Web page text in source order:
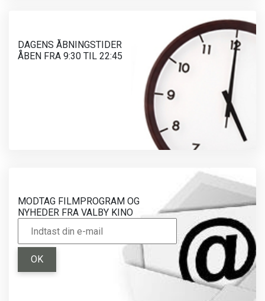
DAGENS ÅBNINGSTIDER
ÅBEN FRA 9:30 TIL 22:45
MODTAG FILMPROGRAM OG
NYHEDER FRA VALBY KINO
OK